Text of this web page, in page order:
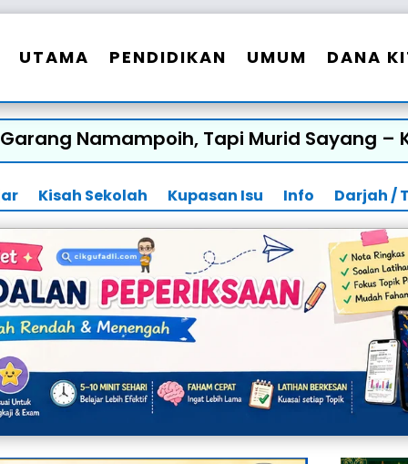
UTAMA PENDIDIKAN UMUM DANA
Garang Namampoih, Tapi Murid Sayang –
Kisah Sekolah Kupasan Isu Info Darjah /